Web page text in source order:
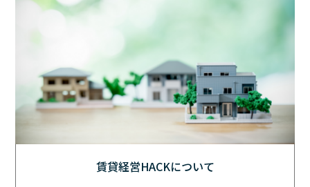
賃貸経営HACKについて